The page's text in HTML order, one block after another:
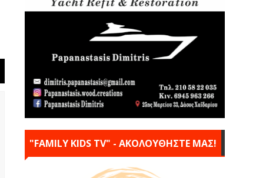
"FAMILY KIDS TV" - ΑΚΟΛΟΥΘΗΣΤΕ ΜΑΣ!